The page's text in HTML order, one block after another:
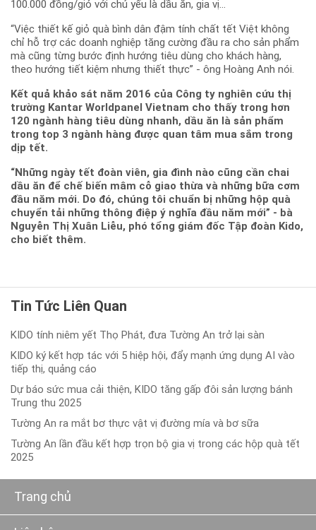
100.000 đồng/giỏ với chủ yếu là dầu ăn, gia vị...
“Việc thiết kế giỏ quà bình dân đậm tính chất tết Việt không
chỉ hỗ trợ các doanh nghiệp tăng cường đầu ra cho sản phẩm
mà cũng từng bước định hướng tiêu dùng cho khách hàng,
theo hướng tiết kiệm nhưng thiết thực” - ông Hoàng Anh nói.
Kết quả khảo sát năm 2016 của Công ty nghiên cứu thị
trường Kantar Worldpanel Vietnam cho thấy trong hơn
120 ngành hàng tiêu dùng nhanh, dầu ăn là sản phẩm
trong top 3 ngành hàng được quan tâm mua sắm trong
dịp tết.
“Những ngày tết đoàn viên, gia đình nào cũng cần chai
dầu ăn để chế biến mâm cỗ giao thừa và những bữa cơm
đầu năm mới. Do đó, chúng tôi chuẩn bị những hộp quà
chuyển tải những thông điệp ý nghĩa đầu năm mới” - bà
Nguyễn Thị Xuân Liễu, phó tổng giám đốc Tập đoàn Kido,
cho biết thêm.
Tin Tức Liên Quan
KIDO tính niêm yết Thọ Phát, đưa Tường An trở lại sàn
KIDO ký kết hợp tác với 5 hiệp hội, đẩy mạnh ứng dụng AI vào
tiếp thị, quảng cáo
Dự báo sức mua cải thiện, KIDO tăng gấp đôi sản lượng bánh
Trung thu 2025
Tường An ra mắt bơ thực vật vị đường mía và bơ sữa
Tường An lần đầu kết hợp trọn bộ gia vị trong các hộp quà tết
2025
Trang chủ